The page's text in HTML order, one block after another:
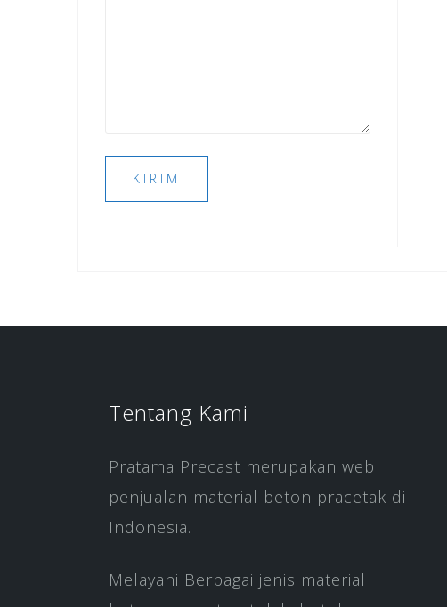
Tentang Kami
Pratama Precast merupakan web
penjualan material beton pracetak di
Indonesia.
Melayani Berbagai jenis material